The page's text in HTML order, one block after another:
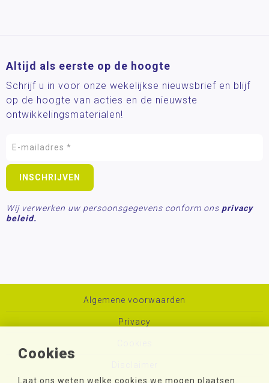
Cookies
Laat ons weten welke cookies we mogen plaatsen.
Altijd als eerste op de hoogte
Schrijf u in voor onze wekelijkse nieuwsbrief en blijf
op de hoogte van acties en de nieuwste
ontwikkelingsmaterialen!
Wij verwerken uw persoonsgegevens conform ons privacy
beleid.
Algemene voorwaarden
Privacy